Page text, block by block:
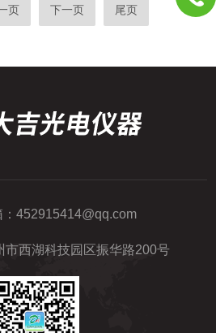
页 下一页 尾页
452915414@qq.com
市西湖科技园区振华路200号